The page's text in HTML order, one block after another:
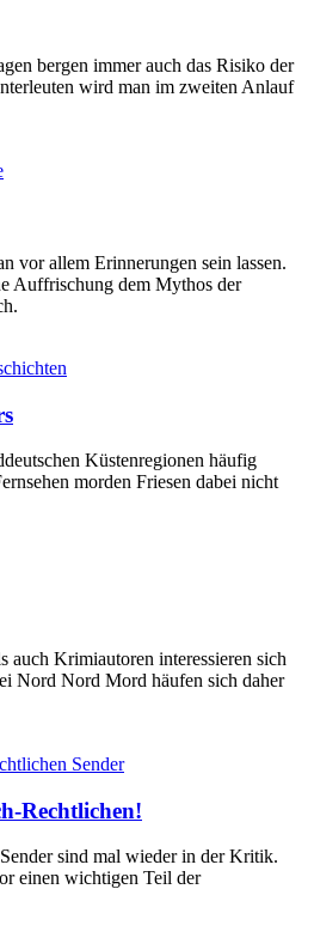
bergen immer auch das Risiko der
wird man im zweiten Anlauf
vor allem Erinnerungen sein lassen.
Auffrischung dem Mythos der
Küstenregionen häufig
morden Friesen dabei nicht
auch Krimiautoren interessieren sich
Nord Nord Mord häufen sich daher
Rechtlichen!
sind mal wieder in der Kritik.
einen wichtigen Teil der